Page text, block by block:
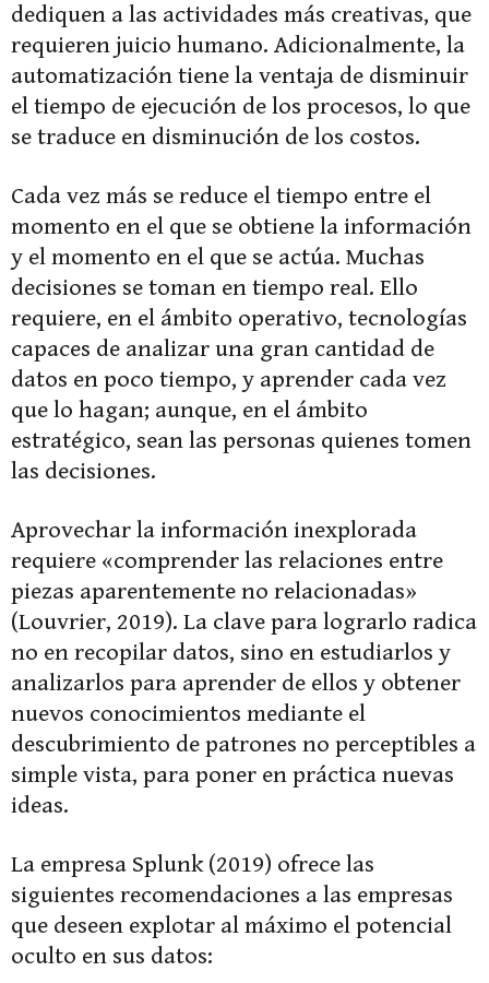
dediquen a las actividades más creativas, que
requieren juicio humano. Adicionalmente, la
automatización tiene la ventaja de disminuir
el tiempo de ejecución de los procesos, lo que
se traduce en disminución de los costos.
Cada vez más se reduce el tiempo entre el
momento en el que se obtiene la información
y el momento en el que se actúa. Muchas
decisiones se toman en tiempo real. Ello
requiere, en el ámbito operativo, tecnologías
capaces de analizar una gran cantidad de
datos en poco tiempo, y aprender cada vez
que lo hagan; aunque, en el ámbito
estratégico, sean las personas quienes tomen
las decisiones.
Aprovechar la información inexplorada
requiere «comprender las relaciones entre
piezas aparentemente no relacionadas»
(Louvrier, 2019). La clave para lograrlo radica
no en recopilar datos, sino en estudiarlos y
analizarlos para aprender de ellos y obtener
nuevos conocimientos mediante el
descubrimiento de patrones no perceptibles a
simple vista, para poner en práctica nuevas
ideas.
La empresa Splunk (2019) ofrece las
siguientes recomendaciones a las empresas
que deseen explotar al máximo el potencial
oculto en sus datos: